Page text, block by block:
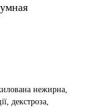
нежирна,
декстроза,